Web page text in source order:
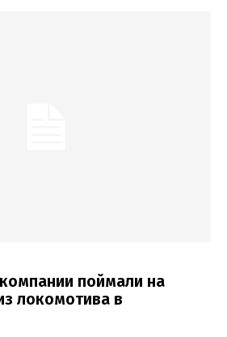
поймали на
локомотива в